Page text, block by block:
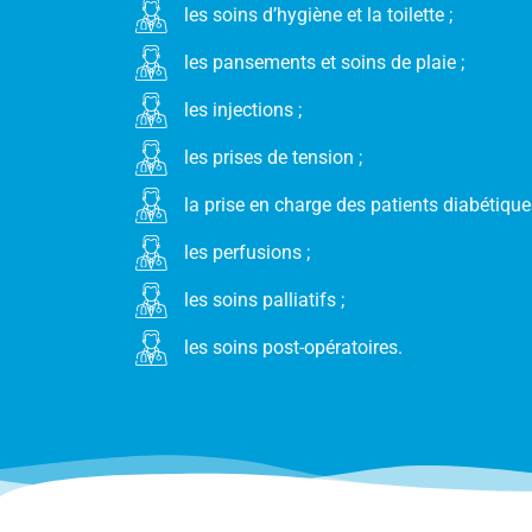
les soins d’hygiène et la toilette ;
les pansements et soins de plaie ;
les injections ;
les prises de tension ;
la prise en charge des patients
les perfusions ;
les soins palliatifs ;
les soins post-opératoires.